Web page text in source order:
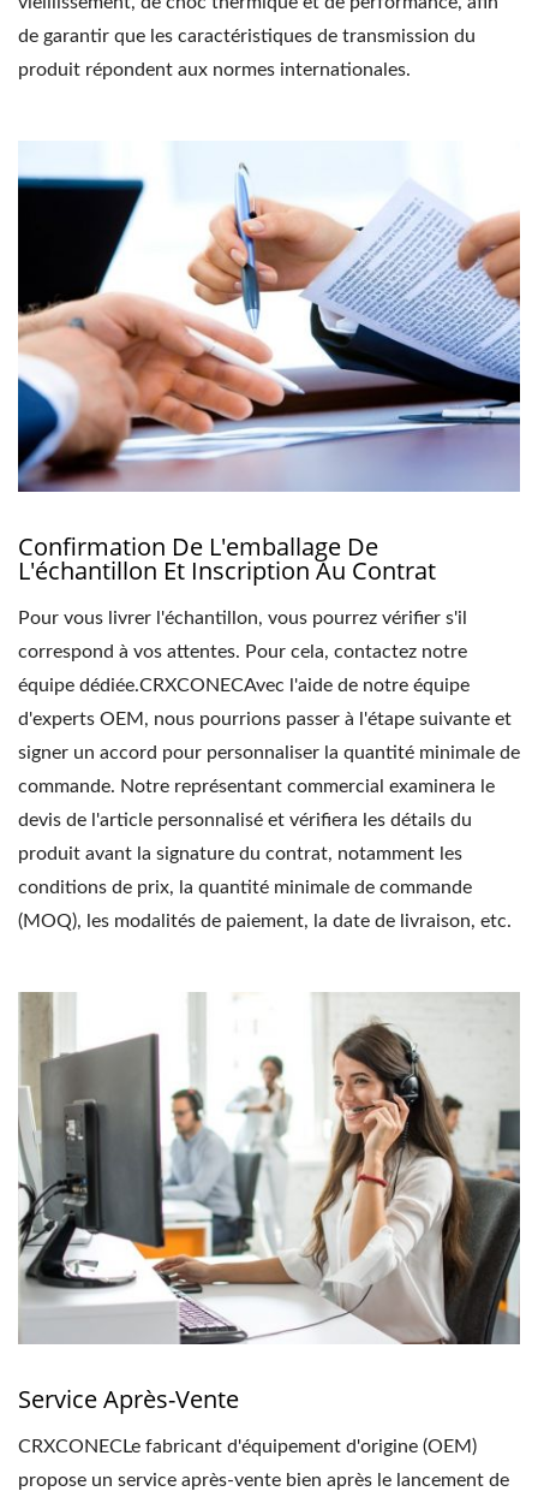
de garantir que les caractéristiques de transmission du
produit répondent aux normes internationales.
Confirmation De L'emballage De
L'échantillon Et Inscription Au Contrat
Pour vous livrer l'échantillon, vous pourrez vérifier s'il
correspond à vos attentes. Pour cela, contactez notre
équipe dédiée.CRXCONECAvec l'aide de notre équipe
d'experts OEM, nous pourrions passer à l'étape suivante et
signer un accord pour personnaliser la quantité minimale de
commande. Notre représentant commercial examinera le
devis de l'article personnalisé et vérifiera les détails du
produit avant la signature du contrat, notamment les
conditions de prix, la quantité minimale de commande
(MOQ), les modalités de paiement, la date de livraison, etc.
Service Après-Vente
CRXCONECLe fabricant d'équipement d'origine (OEM)
propose un service après-vente bien après le lancement de